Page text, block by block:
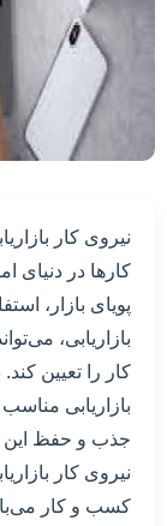
نیروی کار
کارها در دنیای
پویای بازار،
بازاریابی،
کار را تعیین
بازاریابی
جذب و حفظ این
نیروی کار
کسب و کار